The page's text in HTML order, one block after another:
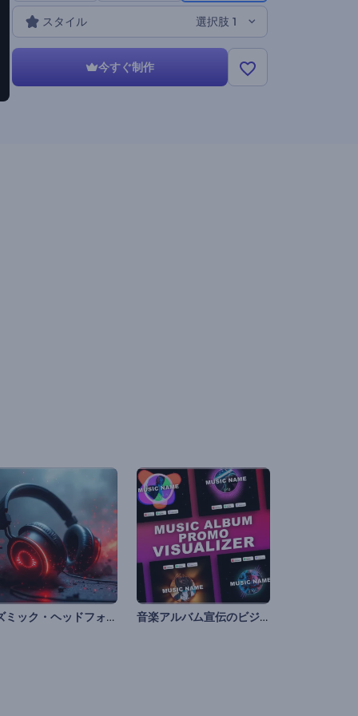
のプロモーション、曲のプレイリストカバー、その他多
くのプロジェクトに最適です。今すぐ無料でお試しくだ
さい。
スタイル 選択肢 1
今すぐ制作
リズミック・ヘッドフォンのオーディオ・ビジュアライザー 音楽アルバム宣伝のビジュアライザー